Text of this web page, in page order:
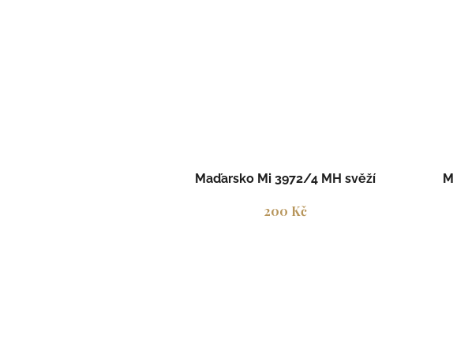
Maďarsko Mi 3972/4 MH svěží
200 Kč